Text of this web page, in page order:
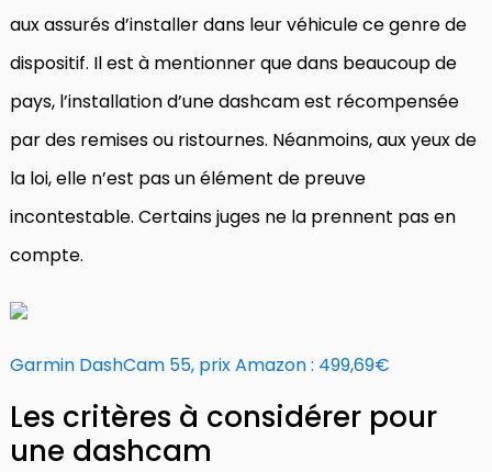
aux assurés d’installer dans leur véhicule ce genre de
dispositif. Il est à mentionner que dans beaucoup de
pays, l’installation d’une dashcam est récompensée
par des remises ou ristournes. Néanmoins, aux yeux de
la loi, elle n’est pas un élément de preuve
incontestable. Certains juges ne la prennent pas en
compte.
Garmin DashCam 55, prix Amazon : 499,69€
Les critères à considérer pour
une dashcam